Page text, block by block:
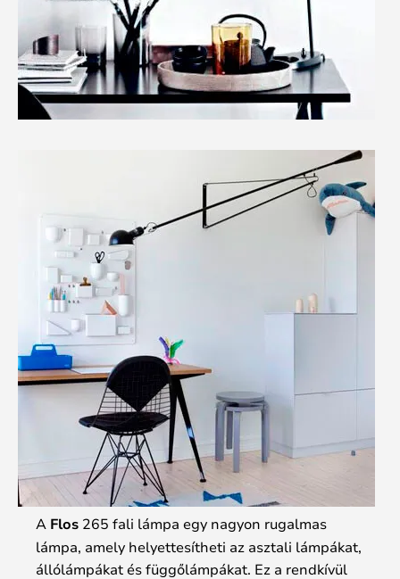
A Flos 265 fali lámpa egy nagyon rugalmas
lámpa, amely helyettesítheti az asztali lámpákat,
állólámpákat és függőlámpákat. Ez a rendkívül